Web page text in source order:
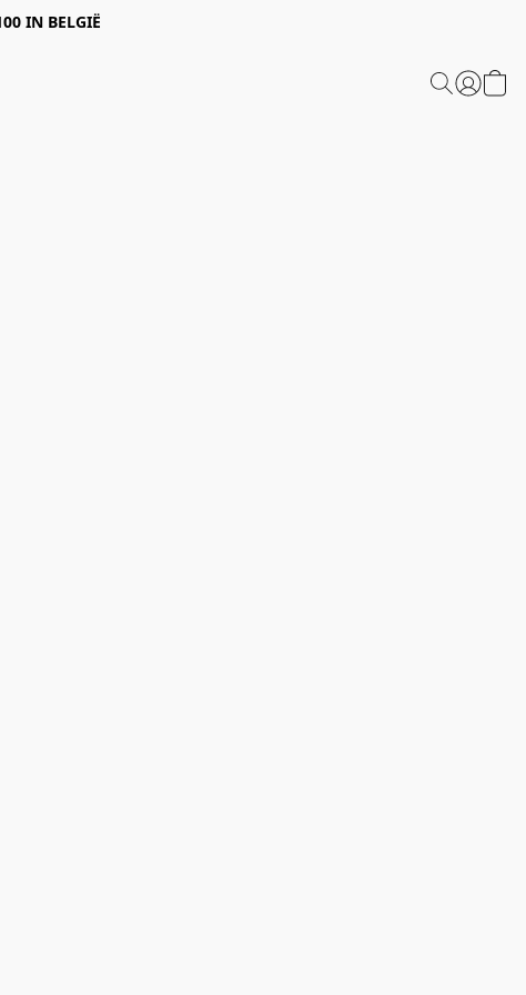
IN BELGIË